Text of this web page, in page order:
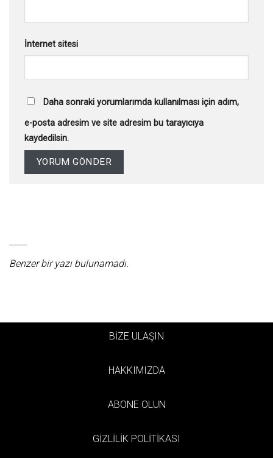
İnternet sitesi
Daha sonraki yorumlarımda kullanılması için adım,
e-posta adresim ve site adresim bu tarayıcıya
kaydedilsin.
Benzer bir yazı bulunamadı.
BİZE ULAŞIN
HAKKIMIZDA
ABONE OLUN
GİZLİLİK POLİTİKASI